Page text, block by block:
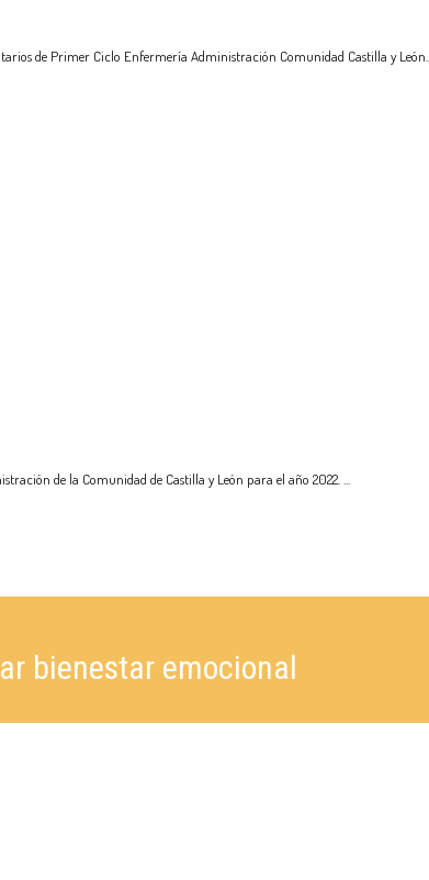
de Primer Ciclo Enfermería Administración Comunidad Castilla y León
de la Comunidad de Castilla y León para el año 2022.
bienestar emocional